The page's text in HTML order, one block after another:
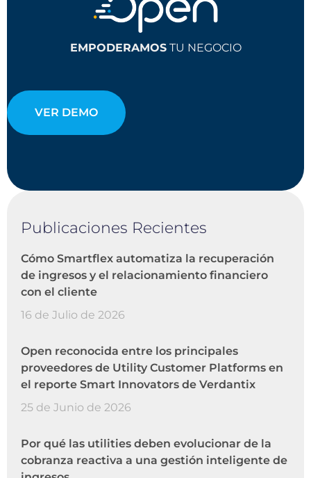
EMPODERAMOSTU NEGOCIO
VER DEMO
Publicaciones Recientes
Cómo Smartflex automatiza la recuperación
de ingresos y el relacionamiento financiero
con el cliente
16 de Julio de 2026
Open reconocida entre los principales
proveedores de Utility Customer Platforms en
el reporte Smart Innovators de Verdantix
25 de Junio de 2026
Por qué las utilities deben evolucionar de la
cobranza reactiva a una gestión inteligente de